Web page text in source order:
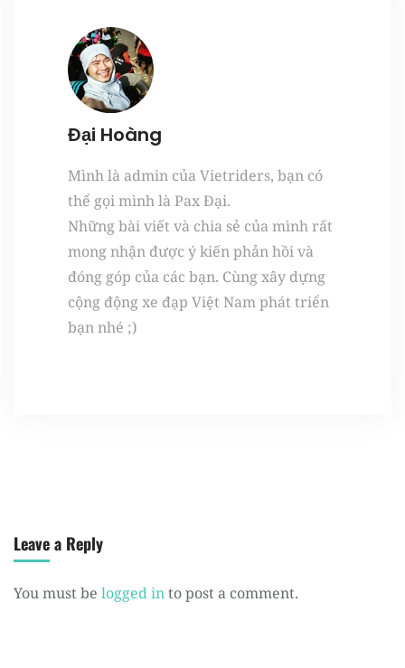
Đại Hoàng
Mình là admin của Vietriders, bạn có
thể gọi mình là Pax Đại.
Những bài viết và chia sẻ của mình rất
mong nhận được ý kiến phản hồi và
đóng góp của các bạn. Cùng xây dựng
cộng động xe đạp Việt Nam phát triển
bạn nhé ;)
Leave a Reply
You must be logged into post a comment.